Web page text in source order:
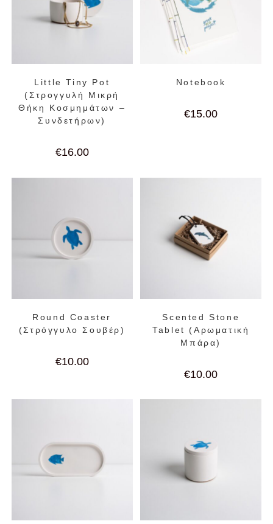
Little Tiny Pot
(Στρογγυλή Μικρή
Θήκη Κοσμημάτων –
Συνδετήρων)
€16.00
Notebook
€15.00
Round Coaster
(Στρόγγυλο Σουβέρ)
€10.00
Scented Stone
Tablet (Αρωματική
Μπάρα)
€10.00